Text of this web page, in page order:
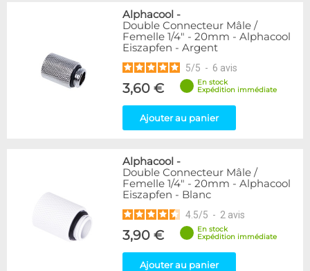
Alphacool -
Double Connecteur Mâle /
Femelle 1/4" - 20mm - Alphacool
Eiszapfen - Argent
5/5 - 6 avis
3,60 €
En stock
Expédition immédiate
Ajouter au panier
Alphacool -
Double Connecteur Mâle /
Femelle 1/4" - 20mm - Alphacool
Eiszapfen - Blanc
4.5/5 - 2 avis
3,90 €
En stock
Expédition immédiate
Ajouter au panier